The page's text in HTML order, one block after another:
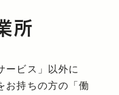
所
ービス」以外に
お持ちの方の「働